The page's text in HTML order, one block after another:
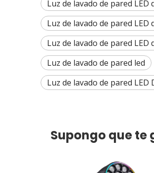
Luz de lavado de pared LED
Luz de lavado de pared LED
Luz de lavado de pared
Luz de lavado de pared led
Luz de lavado de pared LED
Supongo que te